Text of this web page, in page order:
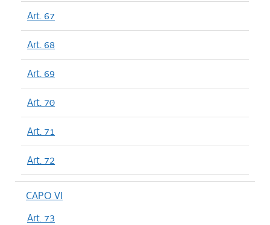
Art. 67
Art. 68
Art. 69
Art. 70
Art. 71
Art. 72
CAPO VI
Art. 73